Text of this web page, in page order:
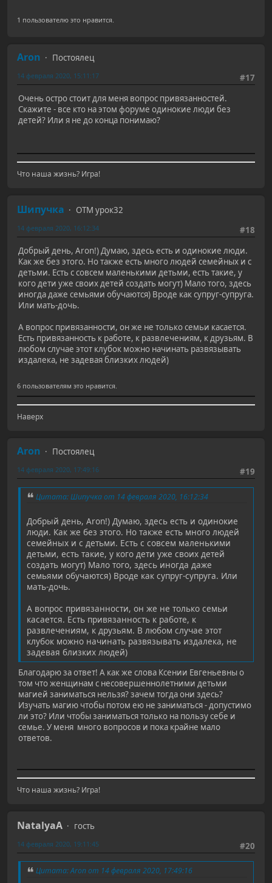
1 пользователю это нравится.
Aron
Постоялец
#17
14 февраля 2020, 15:11:17
Очень остро стоит для меня вопрос привязанностей.
Скажите - все кто на этом форуме одинокие люди без
детей? Или я не до конца понимаю?
Что наша жизнь? Игра!
Шипучка
ОТМ урок32
#18
14 февраля 2020, 16:12:34
Добрый день, Aron!) Думаю, здесь есть и одинокие люди.
Как же без этого. Но также есть много людей семейных и с
детьми. Есть с совсем маленькими детьми, есть такие, у
кого дети уже своих детей создать могут) Мало того, здесь
иногда даже семьями обучаются) Вроде как супруг-супруга.
Или мать-дочь.
А вопрос привязанности, он же не только семьи касается.
Есть привязанность к работе, к развлечениям, к друзьям. В
любом случае этот клубок можно начинать развязывать
издалека, не задевая близких людей)
6 пользователям это нравится.
Наверх
Aron
Постоялец
#19
14 февраля 2020, 17:49:16
Цитата: Шипучка от 14 февраля 2020, 16:12:34
Добрый день, Aron!) Думаю, здесь есть и одинокие
люди. Как же без этого. Но также есть много людей
семейных и с детьми. Есть с совсем маленькими
детьми, есть такие, у кого дети уже своих детей
создать могут) Мало того, здесь иногда даже
семьями обучаются) Вроде как супруг-супруга. Или
мать-дочь.
А вопрос привязанности, он же не только семьи
касается. Есть привязанность к работе, к
развлечениям, к друзьям. В любом случае этот
клубок можно начинать развязывать издалека, не
задевая близких людей)
Благодарю за ответ! А как же слова Ксении Евгеньевны о
том что женщинам с несовершеннолетними детьми
магией заниматься нельзя? зачем тогда они здесь?
Изучать магию чтобы потом ею не заниматься - допустимо
ли это? Или чтобы заниматься только на пользу себе и
семье. У меня много вопросов и пока крайне мало
ответов.
Что наша жизнь? Игра!
NatalyaA
гость
#20
14 февраля 2020, 19:11:45
Цитата: Aron от 14 февраля 2020, 17:49:16